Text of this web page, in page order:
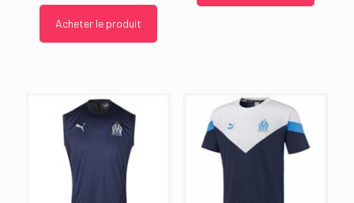
Acheter le produit